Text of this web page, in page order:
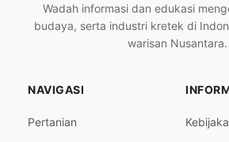
Wadah informasi dan edukasi
budaya, serta industri kretek di
warisan Nusantara.
NAVIGASI
Pertanian